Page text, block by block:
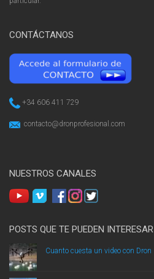
CONTÁCTANOS
+34 606 411 729
contacto@dronprofesional.com
NUESTROS CANALES
POSTS QUE TE PUEDEN INTERESAR
Cuanto cuesta un video con Dron